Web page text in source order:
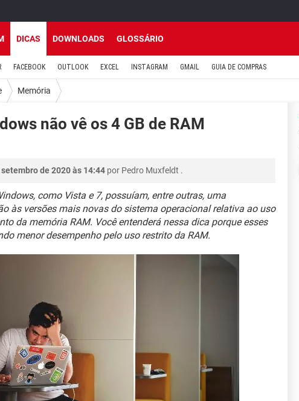
DICAS DOWNLOADS GLOSSÁRIO
FACEBOOK OUTLOOK EXCEL INSTAGRAM GMAIL GUIA DE COMPRAS
Memória
não vê os 4 GB de RAM
setembro de 2020 às 14:44 por Pedro Muxfeldt .
como Vista e 7, possuíam, entre outras, uma
às versões mais novas do sistema operacional relativa ao uso
da memória RAM. Você entenderá nessa dica porque esses
menor desempenho pelo uso restrito da RAM.